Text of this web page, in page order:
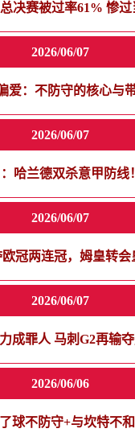
决赛被过率61% 惨
2026/06/07
爱：不防守的核心与
2026/06/07
哈兰德双杀意甲防线
2026/06/07
冠两连冠，姆皇转
2026/06/07
成罪人 马刺G2再输夺
2026/06/06
球不防守+与坎特不